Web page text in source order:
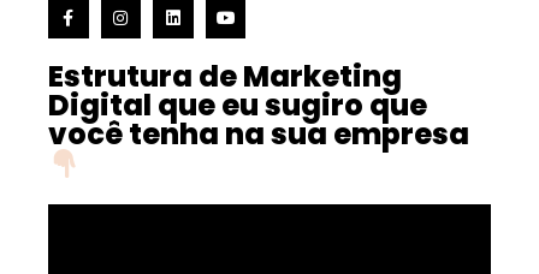
Estrutura de Marketing
Digital que eu sugiro que
você tenha na sua empresa